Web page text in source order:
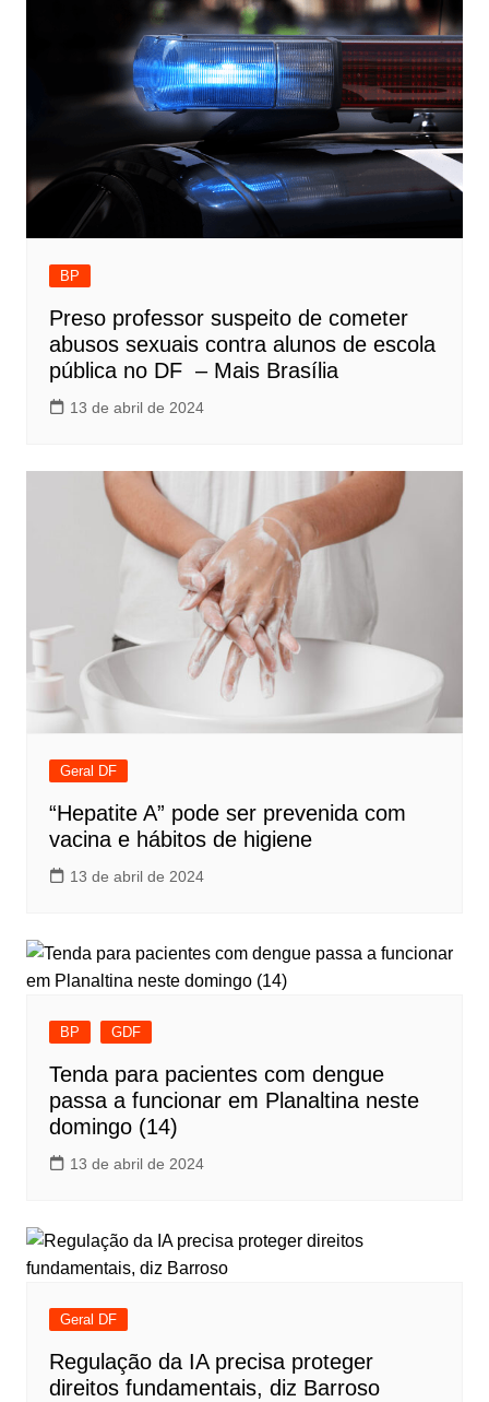
BP
Preso professor suspeito de cometer
abusos sexuais contra alunos de escola
pública no DF – Mais Brasília
13 de abril de 2024
Geral DF
“Hepatite A” pode ser prevenida com
vacina e hábitos de higiene
13 de abril de 2024
BP GDF
Tenda para pacientes com dengue
passa a funcionar em Planaltina neste
domingo (14)
13 de abril de 2024
Geral DF
Regulação da IA precisa proteger
direitos fundamentais, diz Barroso